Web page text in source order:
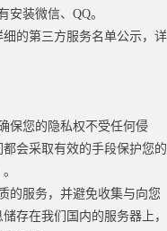
装微信、QQ。
的第三方服务名单公示，详
保您的隐私权不受任何侵
会采取有效的手段保护您的
的服务，并避免收集与向您
存在我们国内的服务器上，